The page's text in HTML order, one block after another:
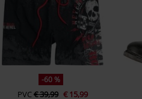
-60 %
PVC€ 39,99 € 15,99